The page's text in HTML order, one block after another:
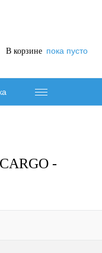
В корзине пока пусто
-